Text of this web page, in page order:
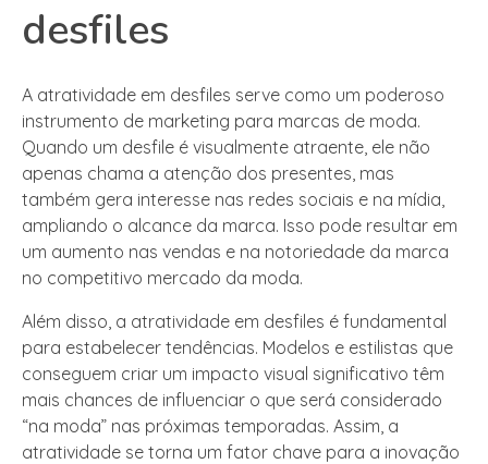
desfiles
A atratividade em desfiles serve como um poderoso
instrumento de marketing para marcas de moda.
Quando um desfile é visualmente atraente, ele não
apenas chama a atenção dos presentes, mas
também gera interesse nas redes sociais e na mídia,
ampliando o alcance da marca. Isso pode resultar em
um aumento nas vendas e na notoriedade da marca
no competitivo mercado da moda.
Além disso, a atratividade em desfiles é fundamental
para estabelecer tendências. Modelos e estilistas que
conseguem criar um impacto visual significativo têm
mais chances de influenciar o que será considerado
“na moda” nas próximas temporadas. Assim, a
atratividade se torna um fator chave para a inovação